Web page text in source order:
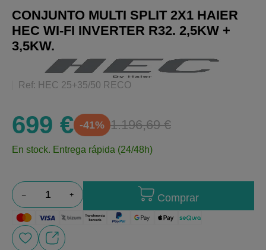
CONJUNTO MULTI SPLIT 2X1 HAIER
HEC WI-FI INVERTER R32. 2,5KW +
3,5KW.
Ref: HEC 25+35/50 RECO
699 € -41% 1.196,69 €
En stock. Entrega rápida (24/48h)
Comprar